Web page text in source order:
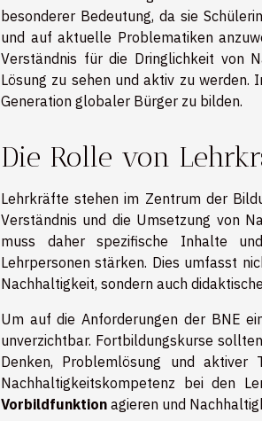
besonderer Bedeutung, da sie
und auf aktuelle Problematiken
Verständnis für die Dringlichkeit von
Lösung zu sehen und aktiv zu werden.
Generation globaler Bürger zu bilden.
Die Rolle von
Lehrkräfte stehen im Zentrum der
Verständnis und die Umsetzung von
muss daher spezifische Inhalte
Lehrpersonen stärken. Dies umfasst
Nachhaltigkeit, sondern auch
Um auf die Anforderungen der BNE
unverzichtbar. Fortbildungskurse
Denken, Problemlösung und
Nachhaltigkeitskompetenz bei den
Vorbildfunktion agieren und